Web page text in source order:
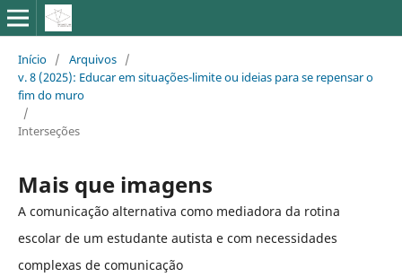
Início / Arquivos /
v. 8 (2025): Educar em situações-limite ou ideias para se repensar o
fim do muro
/
Interseções
Mais que imagens
A comunicação alternativa como mediadora da rotina
escolar de um estudante autista e com necessidades
complexas de comunicação